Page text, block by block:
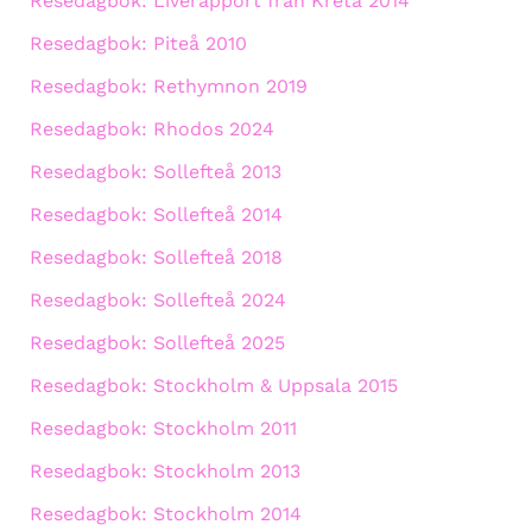
Resedagbok: Piteå 2010
Resedagbok: Rethymnon 2019
Resedagbok: Rhodos 2024
Resedagbok: Sollefteå 2013
Resedagbok: Sollefteå 2014
Resedagbok: Sollefteå 2018
Resedagbok: Sollefteå 2024
Resedagbok: Sollefteå 2025
Resedagbok: Stockholm & Uppsala 2015
Resedagbok: Stockholm 2011
Resedagbok: Stockholm 2013
Resedagbok: Stockholm 2014